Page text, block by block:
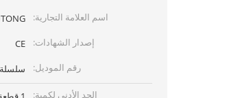
اسم العلامة التجارية:
إصدار الشهادات:
CE
رقم الموديل:
سلسلة
الحد الأدنى لكمية: